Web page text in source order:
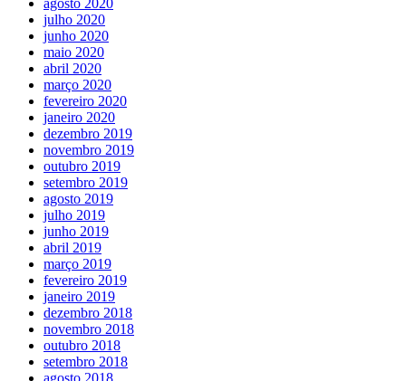
julho 2020
junho 2020
maio 2020
abril 2020
março 2020
fevereiro 2020
janeiro 2020
dezembro 2019
novembro 2019
outubro 2019
setembro 2019
agosto 2019
julho 2019
junho 2019
abril 2019
março 2019
fevereiro 2019
janeiro 2019
dezembro 2018
novembro 2018
outubro 2018
setembro 2018
agosto 2018